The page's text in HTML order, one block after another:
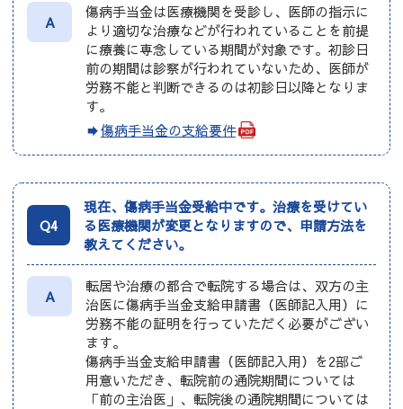
A
傷病手当金は医療機関を受診し、医師の指示に
より適切な治療などが行われていることを前提
に療養に専念している期間が対象です。初診日
前の期間は診察が行われていないため、医師が
労務不能と判断できるのは初診日以降となりま
す。
傷病手当金の支給要件
Q4
現在、傷病手当金受給中です。治療を受けてい
る医療機関が変更となりますので、申請方法を
教えてください。
A
転居や治療の都合で転院する場合は、双方の主
治医に傷病手当金支給申請書（医師記入用）に
労務不能の証明を行っていただく必要がござい
ます。
傷病手当金支給申請書（医師記入用）を2部ご
用意いただき、転院前の通院期間については
「前の主治医」、転院後の通院期間については